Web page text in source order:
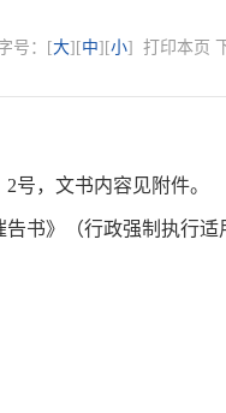
号：[大][中][小] 打印本页
，文书内容见附件。
书》（行政强制执行适